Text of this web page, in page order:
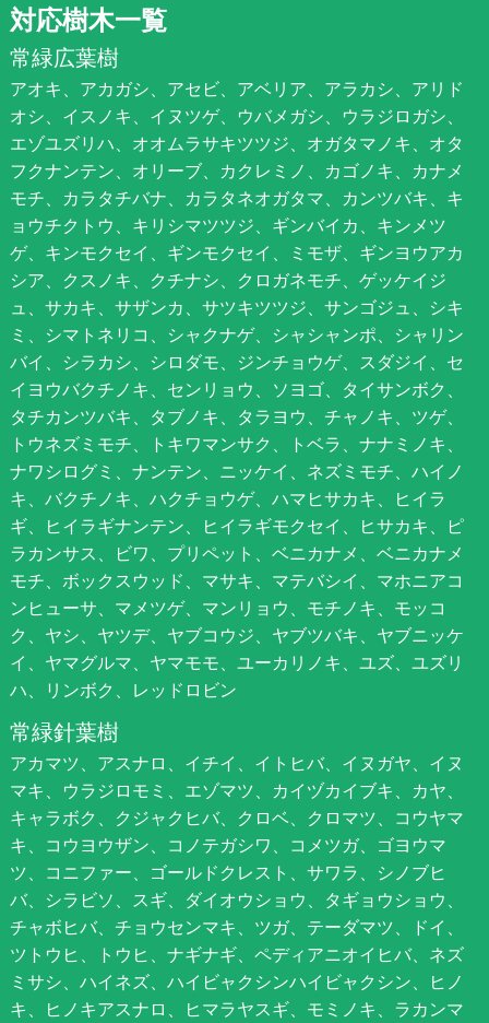
対応樹木一覧
常緑広葉樹
アオキ、アカガシ、アセビ、アベリア、アラカシ、アリド
オシ、イスノキ、イヌツゲ、ウバメガシ、ウラジロガシ、
エゾユズリハ、オオムラサキツツジ、オガタマノキ、オタ
フクナンテン、オリーブ、カクレミノ、カゴノキ、カナメ
モチ、カラタチバナ、カラタネオガタマ、カンツバキ、キ
ョウチクトウ、キリシマツツジ、ギンバイカ、キンメツ
ゲ、キンモクセイ、ギンモクセイ、ミモザ、ギンヨウアカ
シア、クスノキ、クチナシ、クロガネモチ、ゲッケイジ
ュ、サカキ、サザンカ、サツキツツジ、サンゴジュ、シキ
ミ、シマトネリコ、シャクナゲ、シャシャンポ、シャリン
バイ、シラカシ、シロダモ、ジンチョウゲ、スダジイ、セ
イヨウバクチノキ、センリョウ、ソヨゴ、タイサンボク、
タチカンツバキ、タブノキ、タラヨウ、チャノキ、ツゲ、
トウネズミモチ、トキワマンサク、トベラ、ナナミノキ、
ナワシログミ、ナンテン、ニッケイ、ネズミモチ、ハイノ
キ、バクチノキ、ハクチョウゲ、ハマヒサカキ、ヒイラ
ギ、ヒイラギナンテン、ヒイラギモクセイ、ヒサカキ、ピ
ラカンサス、ビワ、プリペット、ベニカナメ、ベニカナメ
モチ、ボックスウッド、マサキ、マテバシイ、マホニアコ
ンヒューサ、マメツゲ、マンリョウ、モチノキ、モッコ
ク、ヤシ、ヤツデ、ヤブコウジ、ヤブツバキ、ヤブニッケ
イ、ヤマグルマ、ヤマモモ、ユーカリノキ、ユズ、ユズリ
ハ、リンボク、レッドロビン
常緑針葉樹
アカマツ、アスナロ、イチイ、イトヒバ、イヌガヤ、イヌ
マキ、ウラジロモミ、エゾマツ、カイヅカイブキ、カヤ、
キャラボク、クジャクヒバ、クロベ、クロマツ、コウヤマ
キ、コウヨウザン、コノテガシワ、コメツガ、ゴヨウマ
ツ、コニファー、ゴールドクレスト、サワラ、シノブヒ
バ、シラビソ、スギ、ダイオウショウ、タギョウショウ、
チャボヒバ、チョウセンマキ、ツガ、テーダマツ、ドイ、
ツトウヒ、トウヒ、ナギナギ、ペディアニオイヒバ、ネズ
ミサシ、ハイネズ、ハイビャクシンハイビャクシン、ヒノ
キ、ヒノキアスナロ、ヒマラヤスギ、モミノキ、ラカンマ